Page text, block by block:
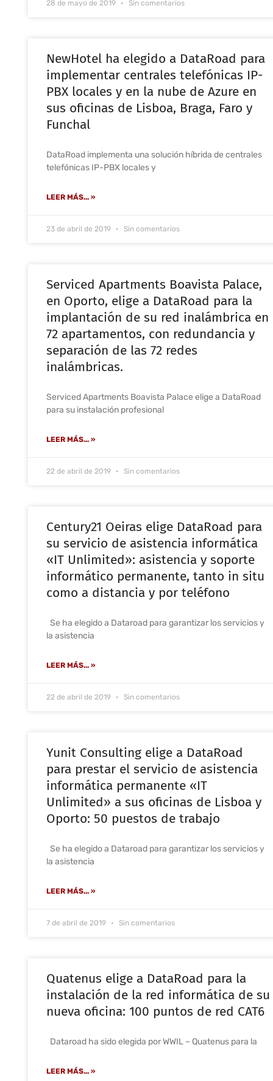
28 de mayo de 2019 Sin comentarios
NewHotel ha elegido a DataRoad para
implementar centrales telefónicas IP-
PBX locales y en la nube de Azure en
sus oficinas de Lisboa, Braga, Faro y
Funchal
DataRoad implementa una solución híbrida de centrales
telefónicas IP-PBX locales y
LEER MÁS... »
23 de abril de 2019 Sin comentarios
Serviced Apartments Boavista Palace,
en Oporto, elige a DataRoad para la
implantación de su red inalámbrica en
72 apartamentos, con redundancia y
separación de las 72 redes
inalámbricas.
Serviced Apartments Boavista Palace elige a DataRoad
para su instalación profesional
LEER MÁS... »
22 de abril de 2019 Sin comentarios
Century21 Oeiras elige DataRoad para
su servicio de asistencia informática
«IT Unlimited»: asistencia y soporte
informático permanente, tanto in situ
como a distancia y por teléfono
Se ha elegido a Dataroad para garantizar los servicios y
la asistencia
LEER MÁS... »
22 de abril de 2019 Sin comentarios
Yunit Consulting elige a DataRoad
para prestar el servicio de asistencia
informática permanente «IT
Unlimited» a sus oficinas de Lisboa y
Oporto: 50 puestos de trabajo
Se ha elegido a Dataroad para garantizar los servicios y
la asistencia
LEER MÁS... »
7 de abril de 2019 Sin comentarios
Quatenus elige a DataRoad para la
instalación de la red informática de su
nueva oficina: 100 puntos de red CAT6
Dataroad ha sido elegida por WWIL – Quatenus para la
LEER MÁS... »